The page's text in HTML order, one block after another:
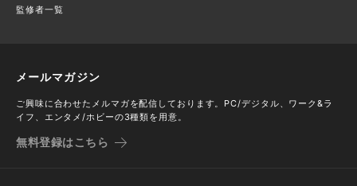
監修者一覧
メールマガジン
ご興味に合わせたメルマガを配信しております。PC/デジタル、ワーク&ラ
イフ、エンタメ/ホビーの3種類を用意。
無料登録はこちら